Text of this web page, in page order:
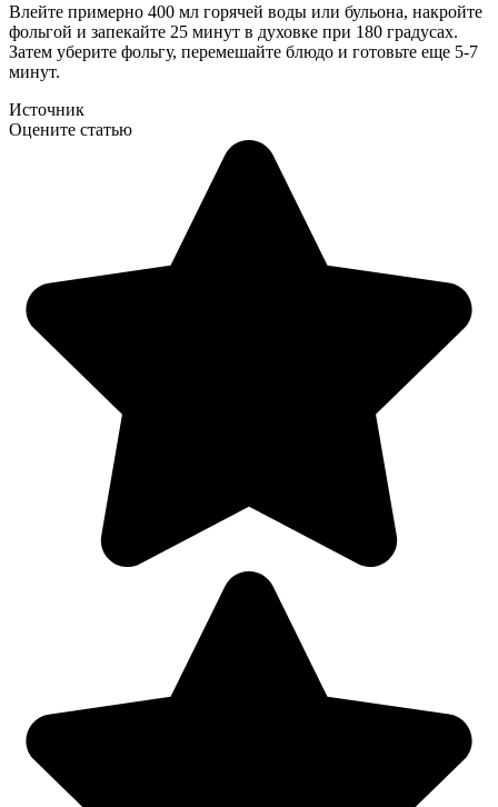
Влейте примерно 400 мл горячей воды или бульона, накройте
фольгой и запекайте 25 минут в духовке при 180 градусах.
Затем уберите фольгу, перемешайте блюдо и готовьте еще 5-7
минут.
Источник
Оцените статью